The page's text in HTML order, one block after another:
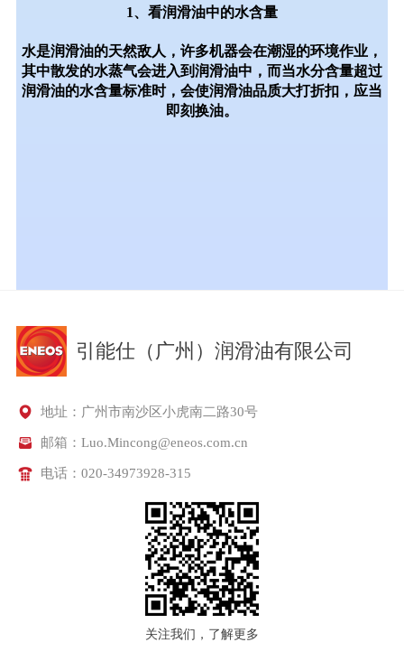
1、 看润滑油中的水含量
水是润滑油的天然敌人，许多机器会在潮湿的环境作业，
其中散发的水蒸气会进入到润滑油中，而当水分含量超过
润滑油的水含量标准时，会使润滑油品质大打折扣 ，应当
即刻换油。
引能仕（广州）润滑油有限公司
地址：广州市南沙区小虎南二路30号
邮箱：Luo.Mincong@eneos.com.cn
电话：020-34973928-315
关注我们，了解更多